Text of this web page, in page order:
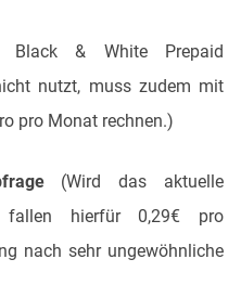
Black & White Prepaid
nutzt, muss zudem mit
pro Monat rechnen.)
(Wird das aktuelle
fallen hierfür 0,29€ pro
nach sehr ungewöhnliche